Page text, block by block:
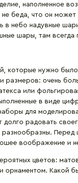
наполненное
беда, что он может
небо надувные
шары, там
которые нужно
очень
или
в виде
для
долго радовать
Перед
воображение и
цветов:
Какой